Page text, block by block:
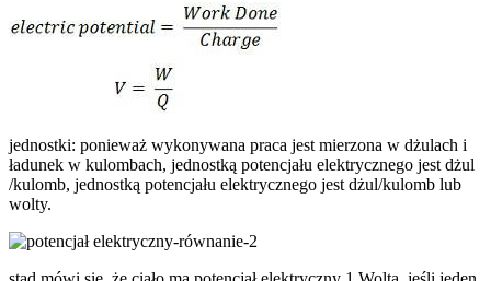
jednostki: ponieważ wykonywana praca jest mierzona w dżulach i
ładunek w kulombach, jednostką potencjału elektrycznego jest dżul
/kulomb, jednostką potencjału elektrycznego jest dżul/kulomb lub
wolty.